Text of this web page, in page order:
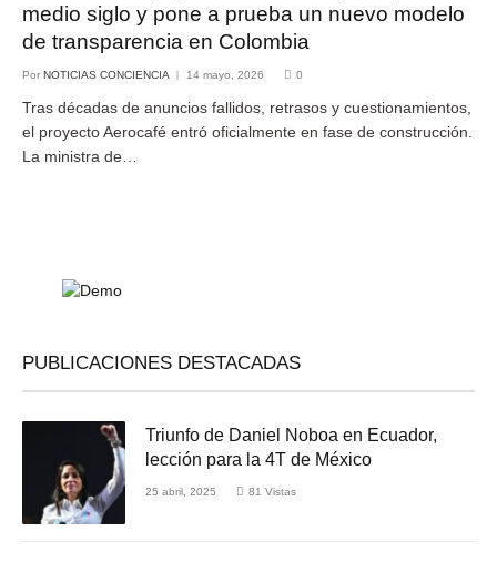
medio siglo y pone a prueba un nuevo modelo
de transparencia en Colombia
Por NOTICIAS CONCIENCIA 14 mayo, 2026 0
Tras décadas de anuncios fallidos, retrasos y cuestionamientos,
el proyecto Aerocafé entró oficialmente en fase de construcción.
La ministra de…
PUBLICACIONES DESTACADAS
Triunfo de Daniel Noboa en Ecuador,
lección para la 4T de México
25 abril, 2025 81 Vistas